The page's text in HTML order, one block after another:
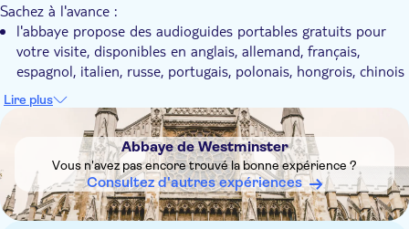
Sachez à l'avance :
l'abbaye propose des audioguides portables gratuits pour
votre visite, disponibles en anglais, allemand, français,
espagnol, italien, russe, portugais, polonais, hongrois, chinois
mandarin et japonais
L'abbaye de Westminster est une église entièrement ouverte
au public et sujette à des fermetures à court terme. Veuillez
vérifier les horaires d'ouverture avant votre déplacement.
Une fouille de sécurité est effectuée à l'entrée de tous les
visiteurs. Par conséquent, les files d'attente à l'entrée de
l'abbaye peuvent être plus longues en haute saison,
Lire plus
DSA1Abbaye de Westminster
Abbaye de Westminster
Vous n'avez pas encore trouvé la bonne expérience ?
Consultez d'autres expériences